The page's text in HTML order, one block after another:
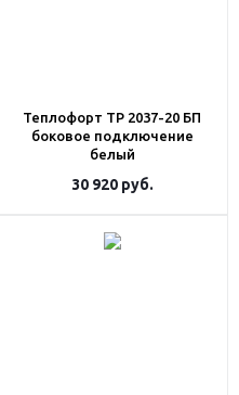
Теплофорт ТР 2037-20 БП
боковое подключение
белый
30 920руб.